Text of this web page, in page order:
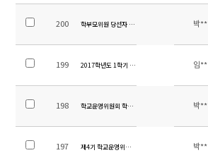
200 학부모위원 당선자 확정 공고 박**
199 2017학년도 1학기 소주한국학교 만족도 조사 결과
임**
198 학교운영위원회 학부모위원 선출 공고 박**
197 제4기 학교운영위원회 보궐선거 계획 박**